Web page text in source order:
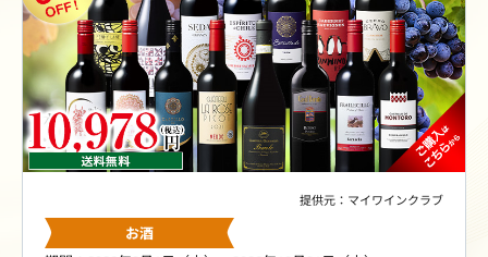
提供元：マイワインクラブ
お酒